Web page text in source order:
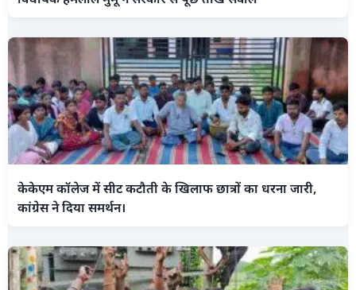
केकेएम कॉलेज में सीट कटौती के खिलाफ छात्रों का धरना जारी,
कांग्रेस ने दिया समर्थन।